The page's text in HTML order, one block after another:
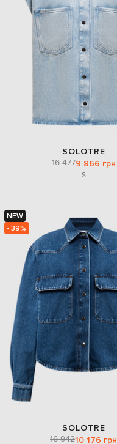
SOLOTRE
16 4779 866 грн
S
NEW
- 39%
SOLOTRE
16 94210 176 грн